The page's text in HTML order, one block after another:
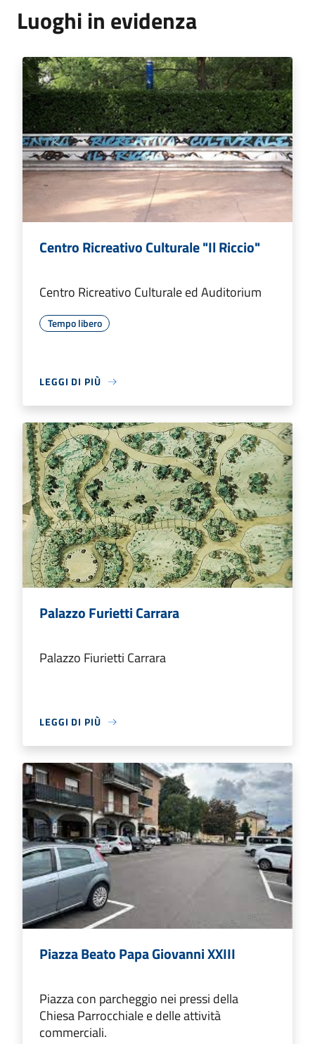
Luoghi in evidenza
Centro Ricreativo Culturale "Il Riccio"
Centro Ricreativo Culturale ed Auditorium
Tempo libero
LEGGI DI PIÙ
Palazzo Furietti Carrara
Palazzo Fiurietti Carrara
LEGGI DI PIÙ
Piazza Beato Papa Giovanni XXIII
Piazza con parcheggio nei pressi della
Chiesa Parrocchiale e delle attività
commerciali.